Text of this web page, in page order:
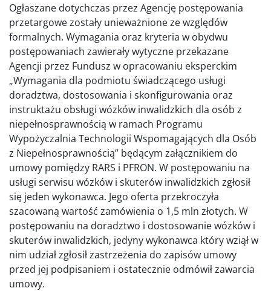
Ogłaszane dotychczas przez Agencję postępowania
przetargowe zostały unieważnione ze względów
formalnych. Wymagania oraz kryteria w obydwu
postępowaniach zawierały wytyczne przekazane
Agencji przez Fundusz w opracowaniu eksperckim
„Wymagania dla podmiotu świadczącego usługi
doradztwa, dostosowania i skonfigurowania oraz
instruktażu obsługi wózków inwalidzkich dla osób z
niepełnosprawnością w ramach Programu
Wypożyczalnia Technologii Wspomagających dla Osób
z Niepełnosprawnością” będącym załącznikiem do
umowy pomiędzy RARS i PFRON. W postępowaniu na
usługi serwisu wózków i skuterów inwalidzkich zgłosił
się jeden wykonawca. Jego oferta przekroczyła
szacowaną wartość zamówienia o 1,5 mln złotych. W
postępowaniu na doradztwo i dostosowanie wózków i
skuterów inwalidzkich, jedyny wykonawca który wziął w
nim udział zgłosił zastrzeżenia do zapisów umowy
przed jej podpisaniem i ostatecznie odmówił zawarcia
umowy.